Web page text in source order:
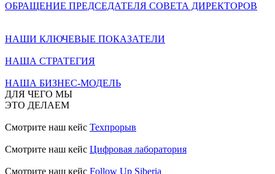
ОБРАЩЕНИЕ ПРЕДСЕДАТЕЛЯ СОВЕТА ДИРЕКТОРОВ
НАШИ КЛЮЧЕВЫЕ ПОКАЗАТЕЛИ
НАША СТРАТЕГИЯ
НАША БИЗНЕС-МОДЕЛЬ
ДЛЯ ЧЕГО МЫ
ЭТО ДЕЛАЕМ
Смотрите наш кейс Техпрорыв
Смотрите наш кейс Цифровая лаборатория
Смотрите наш кейс Follow Up Siberia